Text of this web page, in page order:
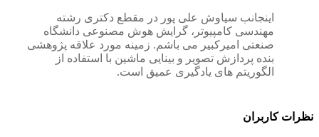
اینجانب سیاوش علی پور در مقطع دکتری رشته
مهندسی کامپیوتر، گرایش هوش مصنوعی دانشگاه
صنعتی امیرکبیر می باشم. زمینه مورد علاقه پژوهشی
بنده پردازش تصویر و بینایی ماشین با استفاده از
الگوریتم های یادگیری عمیق است.
نظرات کاربران